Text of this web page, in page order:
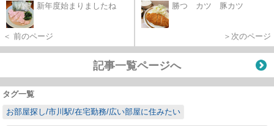
新年度始まりましたね
＜ 前のページ
勝つ カツ 豚カツ
＞次のページ
記事一覧ページへ
タグ一覧
お部屋探し/市川駅/在宅勤務/広い部屋に住みたい